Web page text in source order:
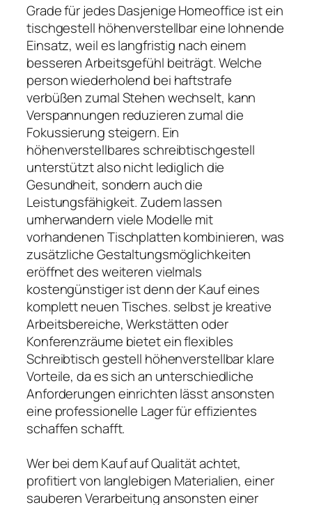
Grade für jedes Dasjenige Homeoffice ist ein
tischgestell höhenverstellbar eine lohnende
Einsatz, weil es langfristig nach einem
besseren Arbeitsgefühl beiträgt. Welche
person wiederholend bei haftstrafe
verbüßen zumal Stehen wechselt, kann
Verspannungen reduzieren zumal die
Fokussierung steigern. Ein
höhenverstellbares schreibtischgestell
unterstützt also nicht lediglich die
Gesundheit, sondern auch die
Leistungsfähigkeit. Zudem lassen
umherwandern viele Modelle mit
vorhandenen Tischplatten kombinieren, was
zusätzliche Gestaltungsmöglichkeiten
eröffnet des weiteren vielmals
kostengünstiger ist denn der Kauf eines
komplett neuen Tisches. selbst je kreative
Arbeitsbereiche, Werkstätten oder
Konferenzräume bietet ein flexibles
Schreibtisch gestell höhenverstellbar klare
Vorteile, da es sich an unterschiedliche
Anforderungen einrichten lässt ansonsten
eine professionelle Lager für effizientes
schaffen schafft.
Wer bei dem Kauf auf Qualität achtet,
profitiert von langlebigen Materialien, einer
sauberen Verarbeitung ansonsten einer